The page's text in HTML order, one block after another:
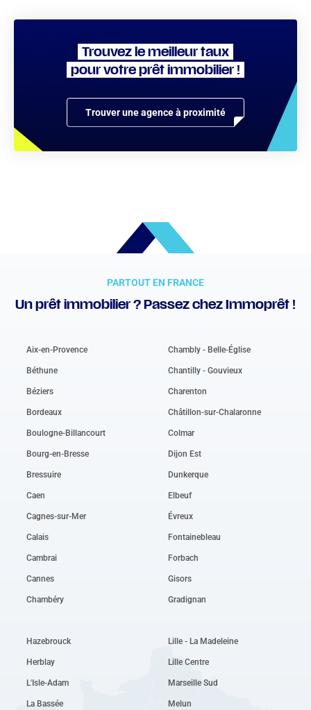
Trouvez le meilleur taux
pour votre prêt immobilier !
Trouver une agence à proximité
PARTOUT EN FRANCE
Un prêt immobilier ? Passez chez Immoprêt !
Aix-en-Provence
Béthune
Béziers
Bordeaux
Boulogne-Billancourt
Bourg-en-Bresse
Bressuire
Caen
Cagnes-sur-Mer
Calais
Cambrai
Cannes
Chambéry
Chambly - Belle-Église
Chantilly - Gouvieux
Charenton
Châtillon-sur-Chalaronne
Colmar
Dijon Est
Dunkerque
Elbeuf
Évreux
Fontainebleau
Forbach
Gisors
Gradignan
Hazebrouck
Herblay
L'Isle-Adam
La Bassée
Lille - La Madeleine
Lille Centre
Marseille Sud
Melun